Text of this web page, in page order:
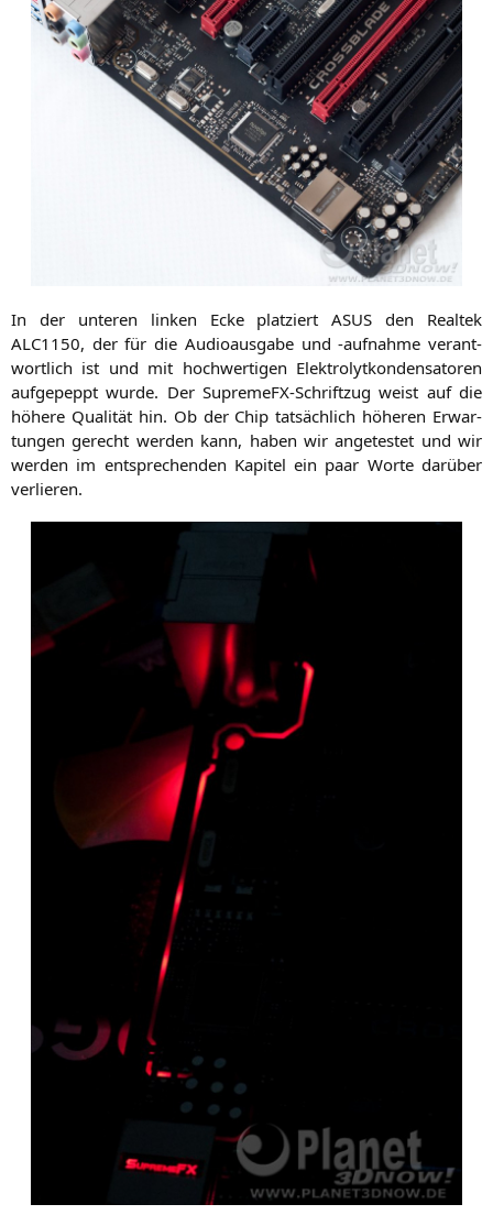
In der unte­ren lin­ken Ecke plat­ziertASUS den Real­tek
ALC1150, der für die Audio­aus­ga­be und ‑auf­nah­me ver­ant­
wort­lich ist und mit hoch­wer­ti­gen Elek­tro­lyt­kon­den­sa­to­ren
auf­ge­peppt wur­de. Der Supreme­FX-Schrift­zug weist auf die
höhe­re Qua­li­tät hin. Ob der Chip tat­säch­lich höhe­ren Erwar­
tun­gen gerecht wer­den kann, haben wir ange­tes­tet und wir
wer­den im ent­spre­chen­den Kapi­tel ein paar Wor­te dar­über
verlieren.